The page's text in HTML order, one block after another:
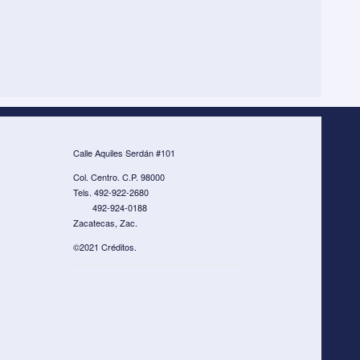
Calle Aquiles Serdán #101
Col. Centro. C.P. 98000
Tels. 492-922-2680
492-924-0188
Zacatecas, Zac.
©2021 Créditos.